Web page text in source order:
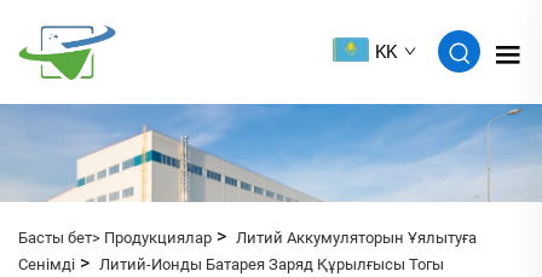
KK
Басты бет> Продукциялар > Литий Аккумуляторын Ұялытуға
Сенімді > Литий-Ионды Батарея Заряд Құрылғысы Тогы